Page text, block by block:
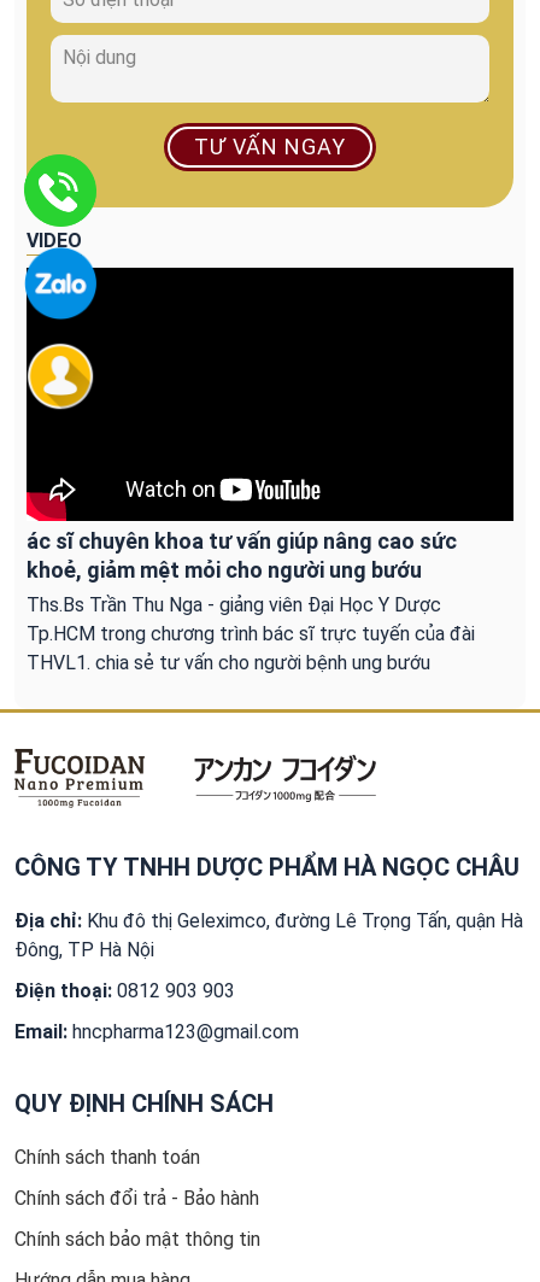
TƯ VẤN NGAY
VIDEO
ác sĩ chuyên khoa tư vấn giúp nâng cao sức
khoẻ, giảm mệt mỏi cho người ung bướu
Ths.Bs Trần Thu Nga - giảng viên Đại Học Y Dược
Tp.HCM trong chương trình bác sĩ trực tuyến của đài
THVL1. chia sẻ tư vấn cho người bệnh ung bướu
CÔNG TY TNHH DƯỢC PHẨM HÀ NGỌC CHÂU
Địa chỉ: Khu đô thị Geleximco, đường Lê Trọng Tấn, quận Hà
Đông, TP Hà Nội
Điện thoại: 0812 903 903
Email: hncpharma123@gmail.com
QUY ĐỊNH CHÍNH SÁCH
Chính sách thanh toán
Chính sách đổi trả - Bảo hành
Chính sách bảo mật thông tin